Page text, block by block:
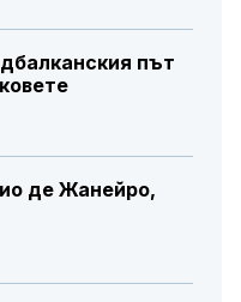
път
де Жанейро,